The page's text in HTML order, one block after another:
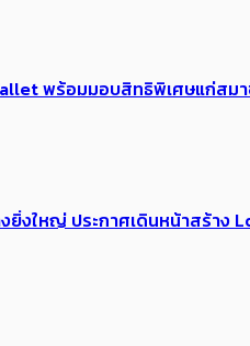
พร้อมมอบสิทธิพิเศษแก่สม
งใหญ่ ประกาศเดินหน้าสร้าง